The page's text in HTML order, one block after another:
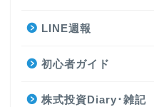
LINE週報
初心者ガイド
株式投資Diary･雑記